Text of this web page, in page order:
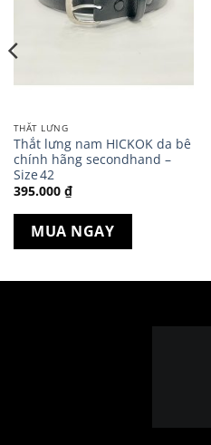
THẮT LƯNG
Thắt lưng nam HICKOK da bê
chính hãng secondhand –
Size 42
395.000 ₫
MUA NGAY